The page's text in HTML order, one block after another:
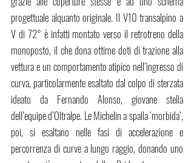
progettuale alquanto originale. Il V10 transalpino a
V di 72° è infatti montato verso il retrotreno della
monoposto, il che dona ottime doti di trazione alla
vettura e un comportamento atipico nell’ingresso di
curva, particolarmente esaltato dal colpo di sterzata
ideato da Fernando Alonso, giovane stella
dell’equipe d’Oltralpe. Le Michelin a spalla ‘morbida’,
poi, si esaltano nelle fasi di accelerazione e
percorrenza di curve a lungo raggio, donando uno